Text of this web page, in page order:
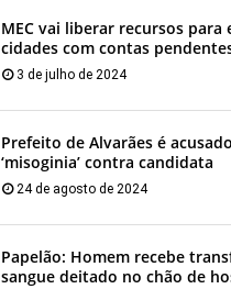
MEC vai liberar recursos para
cidades com contas
3 de julho de 2024
Prefeito de Alvarães é
‘misoginia’ contra candidata
24 de agosto de 2024
Papelão: Homem recebe
sangue deitado no chão de